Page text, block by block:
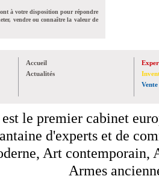
à votre disposition pour répondre
vendre ou connaître la valeur de
Accueil
Actualités
Vente
le premier cabinet
d'experts et de
Art contemporain,
Armes